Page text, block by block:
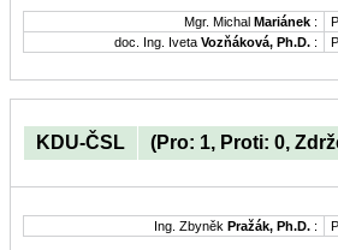
Mgr. Michal Mariánek :
doc. Ing. Iveta Vozňáková, Ph.D. :
KDU-ČSL (Pro: 1, Proti: 0,
Ing. Zbyněk Pražák, Ph.D. :